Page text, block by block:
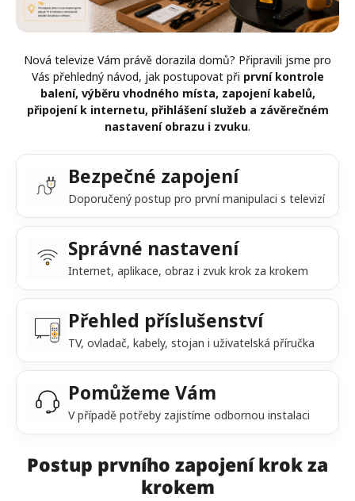
Nová televize Vám právě dorazila domů? Připravili jsme pro
Vás přehledný návod, jak postupovat při první kontrole
balení, výběru vhodného místa, zapojení kabelů,
připojení k internetu, přihlášení služeb a závěrečném
nastavení obrazu i zvuku.
Bezpečné zapojení
Doporučený postup pro první manipulaci s televizí
Správné nastavení
Internet, aplikace, obraz i zvuk krok za krokem
Přehled příslušenství
TV, ovladač, kabely, stojan i uživatelská příručka
Pomůžeme Vám
V případě potřeby zajistíme odbornou instalaci
Postup prvního zapojení krok za
krokem